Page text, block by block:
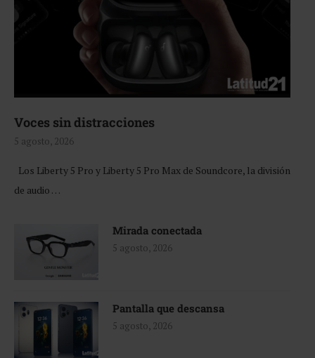
Voces sin distracciones
5 agosto, 2026
Los Liberty 5 Pro y Liberty 5 Pro Max de Soundcore, la división
de audio …
Mirada conectada
5 agosto, 2026
Pantalla que descansa
5 agosto, 2026